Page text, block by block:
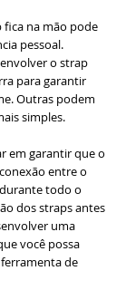
fica na mão pode
pessoal.
o strap
para garantir
Outras podem
simples.
em garantir que o
entre o
todo o
dos straps antes
uma
você possa
de